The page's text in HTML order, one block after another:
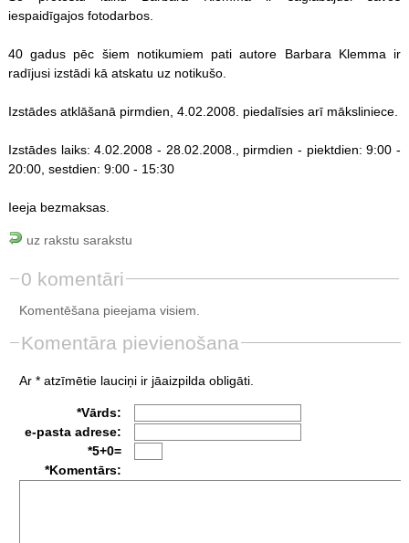
iespaidīgajos fotodarbos.
40 gadus pēc šiem notikumiem pati autore Barbara Klemma ir
radījusi izstādi kā atskatu uz notikušo.
Izstādes atklāšanā pirmdien, 4.02.2008. piedalīsies arī māksliniece.
Izstādes laiks: 4.02.2008 - 28.02.2008., pirmdien - piektdien: 9:00 -
20:00, sestdien: 9:00 - 15:30
Ieeja bezmaksas.
uz rakstu sarakstu
0 komentāri
Komentēšana pieejama visiem.
Komentāra pievienošana
Ar * atzīmētie lauciņi ir jāaizpilda obligāti.
*Vārds:
e-pasta adrese:
*5+0=
*Komentārs: